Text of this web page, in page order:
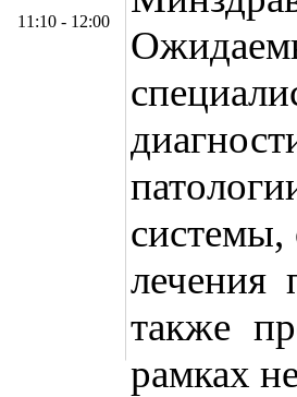
11:10 - 12:00
системы,
лечения
также
рамках